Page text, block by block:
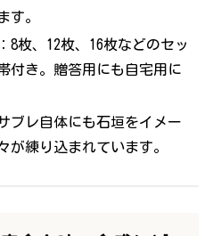
す。
：8枚、12枚、16枚などのセッ
付き。贈答用にも自宅用に
ブレ自体にも石垣をイメー
が練り込まれています。